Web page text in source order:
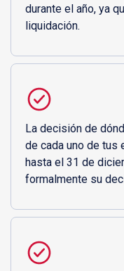
durante el año, ya
liquidación.
La decisión de
de cada uno de tus
hasta el 31 de
formalmente su